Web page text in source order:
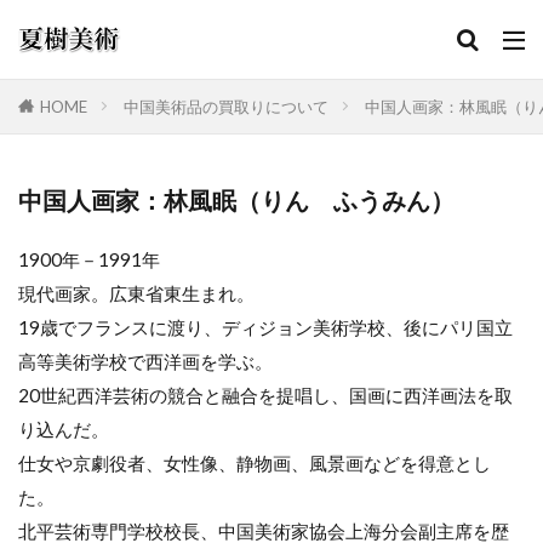
HOME 中国美術品の買取りについて 中国人画家：林風眠（
中国人画家：林風眠（りん ふうみん）
1900年－1991年
現代画家。広東省東生まれ。
19歳でフランスに渡り、ディジョン美術学校、後にパリ国立
高等美術学校で西洋画を学ぶ。
20世紀西洋芸術の競合と融合を提唱し、国画に西洋画法を取
り込んだ。
仕女や京劇役者、女性像、静物画、風景画などを得意とし
た。
北平芸術専門学校校長、中国美術家協会上海分会副主席を歴
カテゴリー